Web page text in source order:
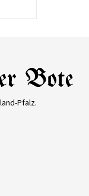
Pfalz.